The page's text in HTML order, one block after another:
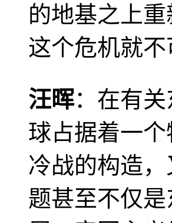
的地基之上
这个危机就
汪晖：在有
球占据着一
冷战的构造
题甚至不仅